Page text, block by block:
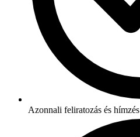
Azonnali feliratozás és hímzés